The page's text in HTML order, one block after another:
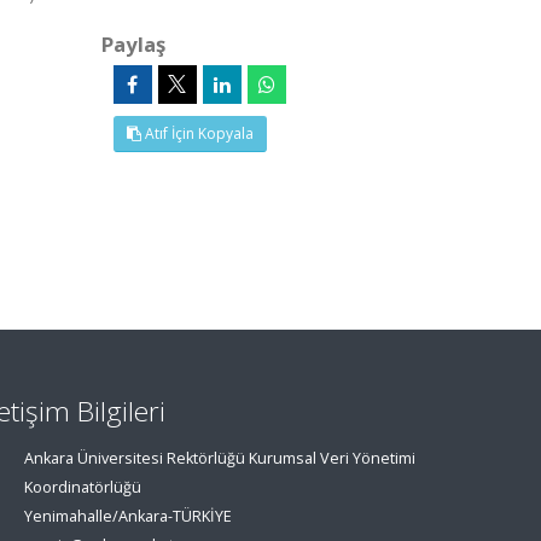
Paylaş
Atıf İçin Kopyala
Bilgileri
Ankara Üniversitesi Rektörlüğü Kurumsal Veri Yönetimi
Koordinatörlüğü
Yenimahalle/Ankara-TÜRKİYE